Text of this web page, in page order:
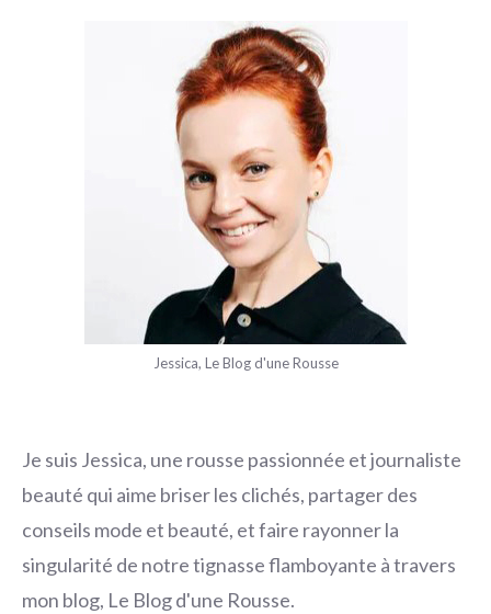
Jessica, Le Blog d'une Rousse
Je suis Jessica, une rousse passionnée et journaliste
beauté qui aime briser les clichés, partager des
conseils mode et beauté, et faire rayonner la
singularité de notre tignasse flamboyante à travers
mon blog, Le Blog d'une Rousse.